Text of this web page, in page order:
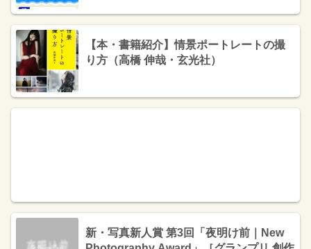
【本・書籍紹介】情景ポートレートの撮
り方（高橋 伸哉・玄光社）
新・写真新人賞 第3回「夜明け前｜New